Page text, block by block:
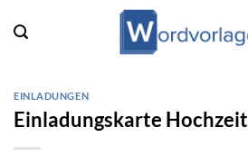
Inhalt
EINLADUNGEN
Einladungskarte Hochzeit